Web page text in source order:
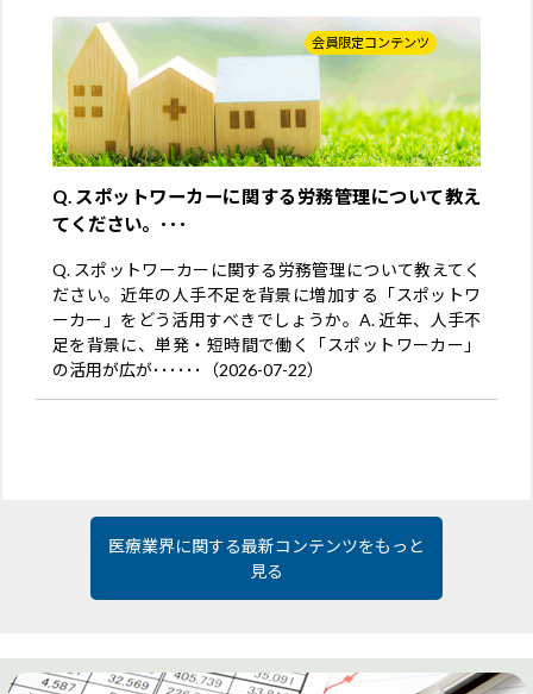
会員限定コンテンツ
Q. スポットワーカーに関する労務管理について教え
てください。･･･
Q. スポットワーカーに関する労務管理について教えてく
ださい。近年の人手不足を背景に増加する「スポットワ
ーカー」をどう活用すべきでしょうか。A. 近年、人手不
足を背景に、単発・短時間で働く「スポットワーカー」
の活用が広が･･････（2026-07-22）
医療業界に関する最新コンテンツをもっと
見る